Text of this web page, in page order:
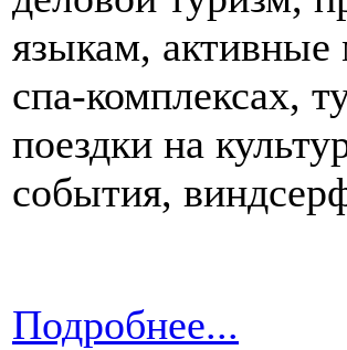
языкам,
спа-комплексах,
поездки на
события,
Подробнее...